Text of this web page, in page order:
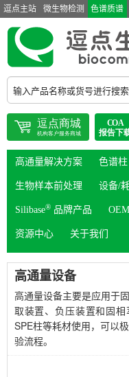
逗点主站 微生物检测 色谱质谱
高通量解决方案 色谱柱
生物样本前处理 设备/
Silibase®品牌产品 OEM
资源中心 关于我们
高通量设备
高通量设备主要是应用于
取装置、负压装置和固相
SPE柱等耗材使用，可以
验流程。